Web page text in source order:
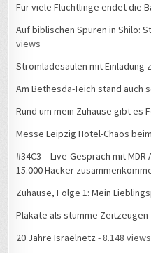
Für viele Flüchtlinge endet die
Auf biblischen Spuren in Shilo:
views
Stromladesäulen mit Einladung
Am Bethesda-Teich stand auch
Rund um mein Zuhause gibt es
Messe Leipzig Hotel-Chaos
#34C3 – Live-Gespräch mit
15.000 Hacker
Zuhause, Folge 1: Mein
Plakate als stumme Zeitzeugen
20 Jahre Israelnetz - 8.148 views